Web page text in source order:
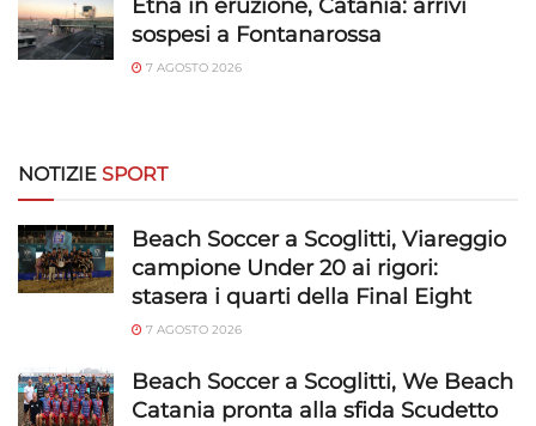
Utilizzare dati di geolocalizzazione precisi,
Garantire la sicurezza, prevenire e
rilevare frodi, correggere errori, Erogare
e presentare pubblicità e contenuto,
Salvare e comunicare le scelte sulla
privacy.
Etna in eruzione, Catania: arrivi
sospesi a Fontanarossa
7 AGOSTO 2026
NOTIZIE SPORT
Beach Soccer a Scoglitti, Viareggio
campione Under 20 ai rigori:
stasera i quarti della Final Eight
7 AGOSTO 2026
Beach Soccer a Scoglitti, We Beach
Catania pronta alla sfida Scudetto